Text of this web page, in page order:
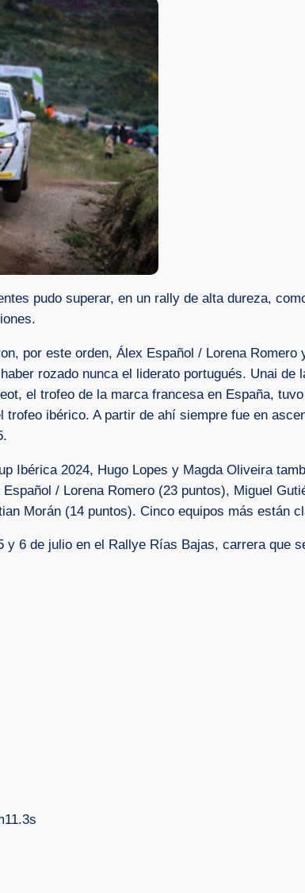
pudo superar, en un rally de alta dureza,
por este orden, Álex Español / Lorena
rozado nunca el liderato portugués. Unai de
el trofeo de la marca francesa en España,
ibérico. A partir de ahí siempre fue en
Ibérica 2024, Hugo Lopes y Magda Oliveira
/ Lorena Romero (23 puntos), Miguel
Morán (14 puntos). Cinco equipos más están
6 de julio en el Rallye Rías Bajas, carrera que